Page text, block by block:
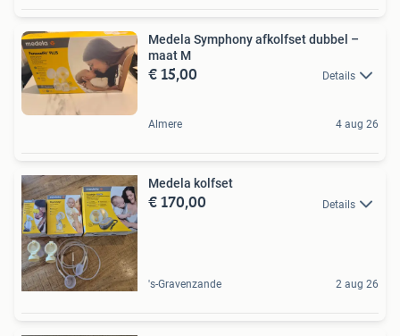
Medela Symphony afkolfset dubbel –
maat M
€ 15,00 Details
Almere 4 aug 26
Medela kolfset
€ 170,00 Details
's-Gravenzande 2 aug 26